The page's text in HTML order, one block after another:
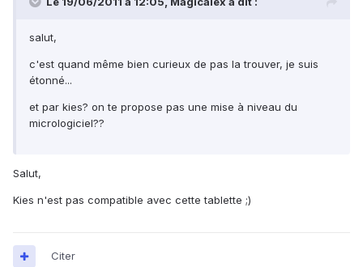
salut,
c'est quand même bien curieux de pas la trouver, je suis
étonné...
et par kies? on te propose pas une mise à niveau du
micrologiciel??
Salut,
Kies n'est pas compatible avec cette tablette ;)
Citer